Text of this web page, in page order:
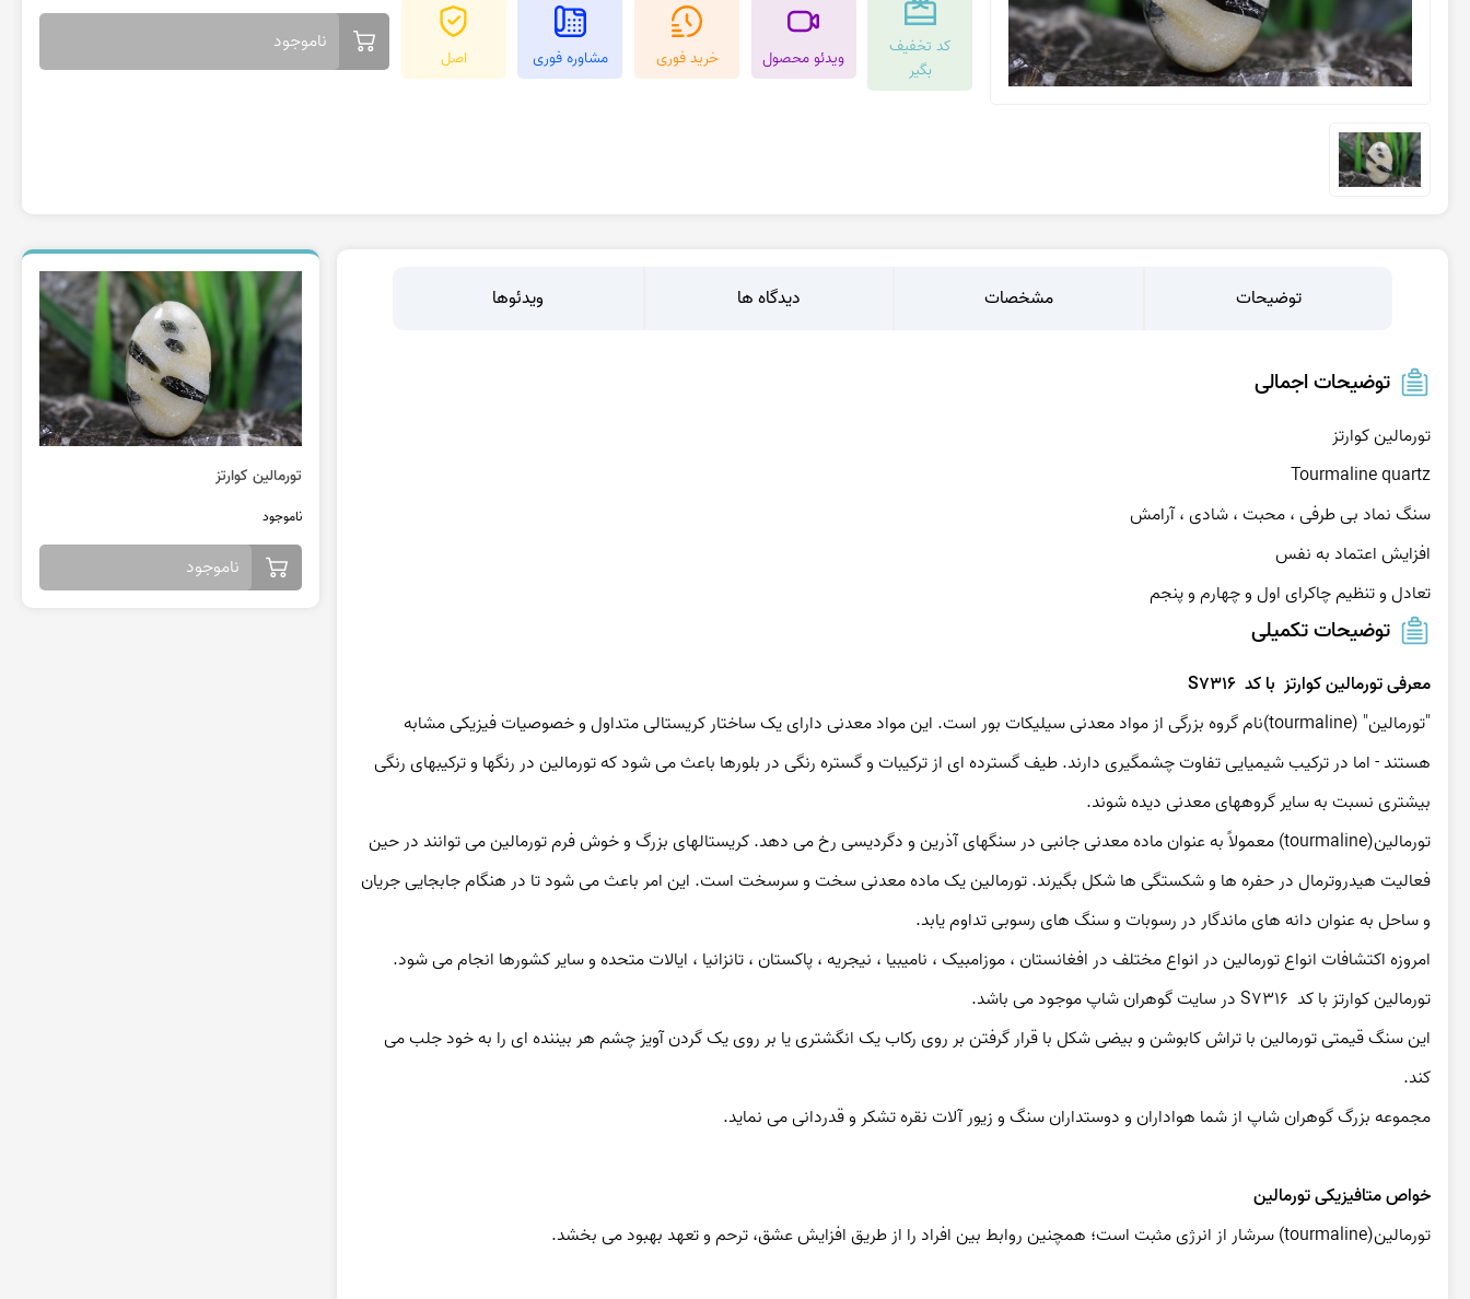
عقیق یمن سبز
عقیق یمن بنفش
استیک اگات عقیق اتشین
کد تخفیف
بگیر
ویدئو محصول خرید فوری مشاوره فوری اصل
ناموجود
توضیحات مشخصات دیدگاه ها ویدئوها
توضیحات اجمالی
تعادل و تنظیم چاکرای اول و چهارم و پنجم
توضیحات تکمیلی
معرفی تورمالین کوارتز  با کد  S7316
بیشتری نسبت به سایر گروههای معدنی دیده شوند.
و ساحل به عنوان دانه های ماندگار در رسوبات و سنگ های رسوبی تداوم یابد.
امروزه اکتشافات انواع تورمالین در انواع مختلف در افغانستان ، موزامبیک ، نامیبیا ، نیجریه ، پاکستان ، تانزانیا ، ایالات متحده و سایر کشورها انجام می شود.
تورمالین کوارتز با کد  S7316 در سایت گوهران شاپ موجود می باشد.
کند.
مجموعه بزرگ گوهران شاپ از شما هواداران و دوستداران سنگ و زیور آلات نقره تشکر و قدردانی می نماید.
خواص متافیزیکی تورمالین
تورمالین(tourmaline) سرشار از انرژی مثبت است؛ همچنین روابط بین افراد را از طریق افزایش عشق، ترحم و تعهد بهبود می بخشد.
تورمالین کوارتز
ناموجود
ناموجود